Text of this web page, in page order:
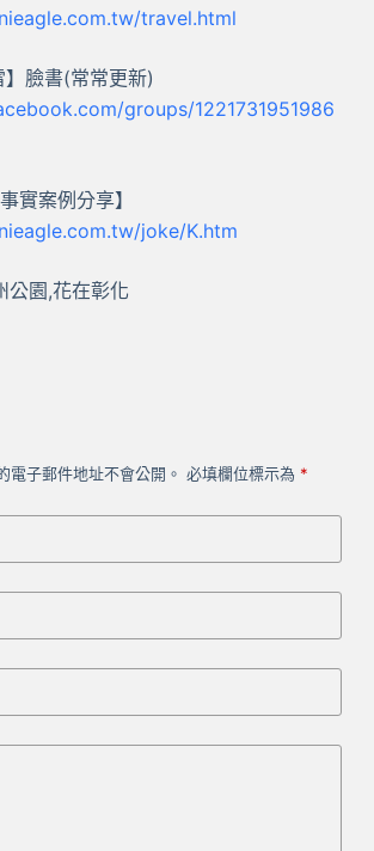
travel.html
臉書(常常更新)
groups/1221731951986
實案例分享】
joke/K.htm
公園,花在彰化
電子郵件地址不會公開。 必填欄位標示為 *